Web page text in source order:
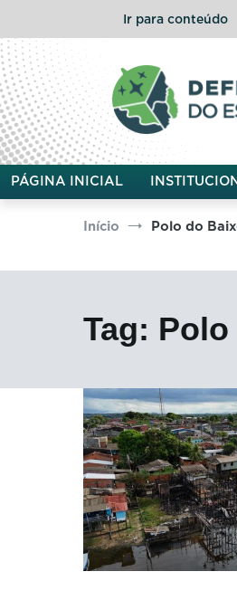
o
conteúdo
Ir para conteúdo
Defensoria
PÁGINA INICIAL
Início Polo do
Tag: